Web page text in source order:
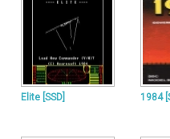
Elite [SSD] 1984